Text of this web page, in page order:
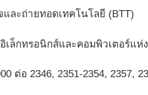
ละถ่ายทอดเทคโนโลยี (BTT)
เล็กทรอนิกส์และคอมพิวเตอร์แห่
ต่อ 2346, 2351-2354, 2357,